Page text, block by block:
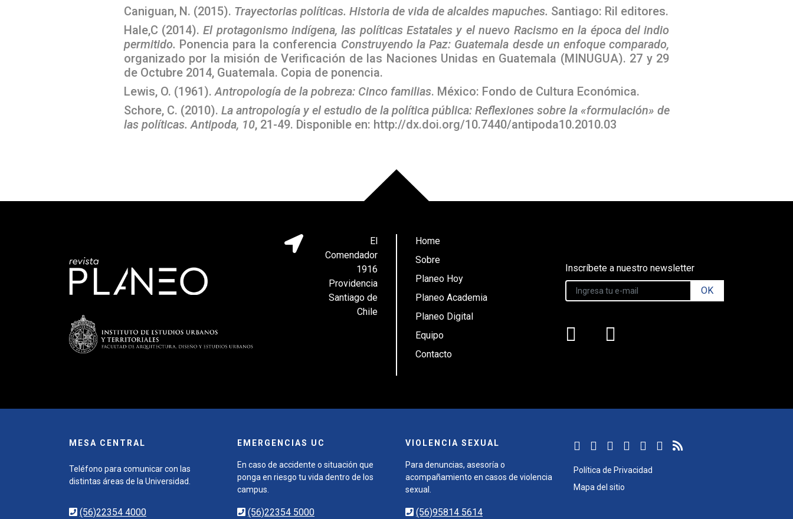
Caniguan, N. (2015). Trayectorias políticas. Historia de vida de alcaldes mapuches. Santiago: Ril editores.
Hale,C (2014).El protagonismo indígena, las políticas Estatales y el nuevo Racismo en la época del indio
permitido. Ponencia para la conferencia Construyendo la Paz: Guatemala desde un enfoque comparado,
organizado por la misión de Verificación de las Naciones Unidas en Guatemala (MINUGUA). 27 y 29
de Octubre 2014, Guatemala. Copia de ponencia.
Lewis, O. (1961).Antropología de la pobreza: Cinco familias. México: Fondo de Cultura Económica.
Schore, C. (2010). La antropología y el estudio de la política pública: Reflexiones sobre la «formulación» de
las políticas. Antipoda, 10, 21-49. Disponible en: http://dx.doi.org/10.7440/antipoda10.2010.03
El
Comendador
1916
Providencia
Santiago de
Chile
Home
Sobre
Planeo Hoy
Planeo Academia
Planeo Digital
Equipo
Contacto
Inscríbete a nuestro newsletter
OK
MESA CENTRAL
Teléfono para comunicar con las
distintas áreas de la Universidad.
(56)22354 4000
EMERGENCIAS UC
En caso de accidente o situación que
ponga en riesgo tu vida dentro de los
campus.
(56)22354 5000
VIOLENCIA SEXUAL
Para denuncias, asesoría o
acompañamiento en casos de violencia
sexual.
(56)95814 5614
Política de Privacidad
Mapa del sitio